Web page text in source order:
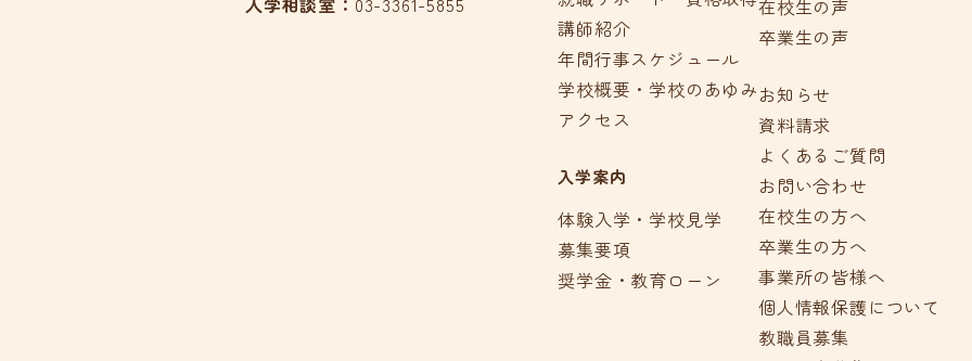
講師紹介
年間行事スケジュール
学校概要・学校のあゆみ
アクセス
入学案内
体験入学・学校見学
募集要項
奨学金・教育ローン
在校生の声
卒業生の声
お知らせ
資料請求
よくあるご質問
お問い合わせ
在校生の方へ
卒業生の方へ
事業所の皆様へ
個人情報保護について
教職員募集